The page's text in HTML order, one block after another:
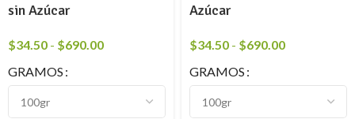
sin Azúcar
$34.50 - $690.00
GRAMOS
Azúcar
$34.50 - $690.00
GRAMOS